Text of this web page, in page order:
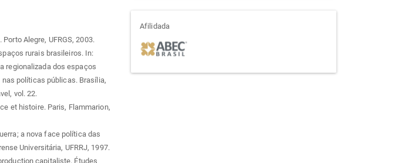
Alegre, UFRGS, 2003.
rurais brasileiros. In:
regionalizada dos espaços
políticas públicas. Brasília,
vol. 22.
et histoire. Paris, Flammarion,
a nova face política das
Universitária, UFRRJ, 1997.
capitaliste. Études
afiliada
Afilidada